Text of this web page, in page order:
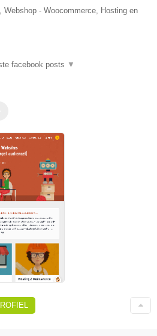
Webshop - Woocommerce, Hosting en
facebook posts ▼